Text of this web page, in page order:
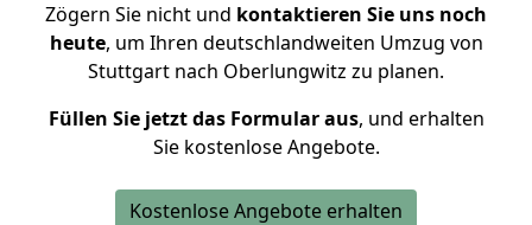
Zögern Sie nicht und kontaktieren Sie uns noch
heute, um Ihren deutschlandweiten Umzug von
Stuttgart nach Oberlungwitz zu planen.
Füllen Sie jetzt das Formular aus, und erhalten
Sie kostenlose Angebote.
Kostenlose Angebote erhalten